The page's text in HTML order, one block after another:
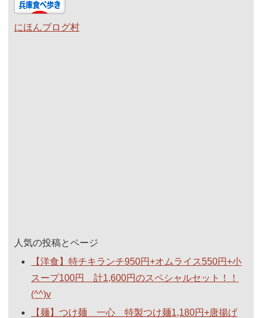
にほんブログ村
人気の投稿とページ
【洋食】特チキランチ950円+オムライス550円+小
スープ100円 計1,600円のスペシャルセット！！
(^^)v
【麺】つけ麺 一心 特製つけ麺1,180円+唐揚げ